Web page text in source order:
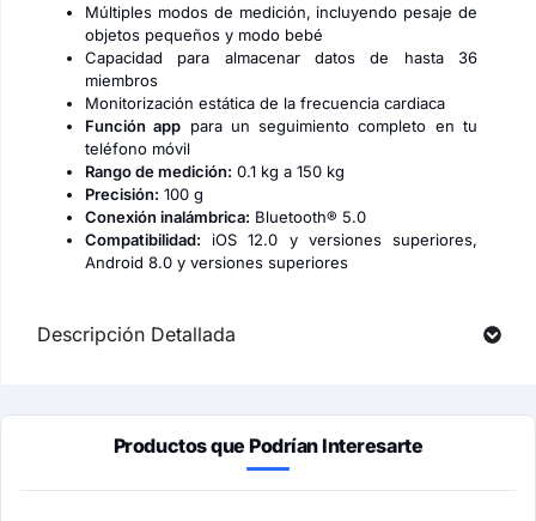
Múltiples modos de medición, incluyendo pesaje de
objetos pequeños y modo bebé
Capacidad para almacenar datos de hasta 36
miembros
Monitorización estática de la frecuencia cardiaca
Función app para un seguimiento completo en tu
teléfono móvil
Rango de medición: 0.1 kg a 150 kg
Precisión: 100 g
Conexión inalámbrica: Bluetooth® 5.0
Compatibilidad: iOS 12.0 y versiones superiores,
Android 8.0 y versiones superiores
Descripción Detallada
Productos que Podrían Interesarte